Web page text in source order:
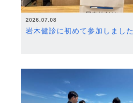
2026.07.08
岩木健診に初めて参加しました